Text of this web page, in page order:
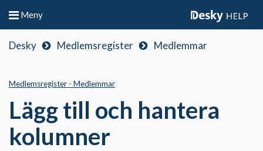
Meny
Desky Medlemsregister Medlemmar
Medlemsregister - Medlemmar
Lägg till och hantera
kolumner